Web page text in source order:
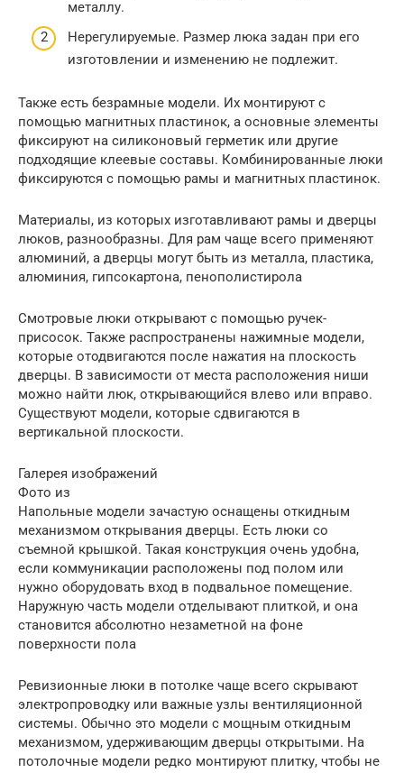
металлу.
Нерегулируемые. Размер люка задан при его
изготовлении и изменению не подлежит.
Также есть безрамные модели. Их монтируют с
помощью магнитных пластинок, а основные элементы
фиксируют на силиконовый герметик или другие
подходящие клеевые составы. Комбинированные люки
фиксируются с помощью рамы и магнитных пластинок.
Материалы, из которых изготавливают рамы и дверцы
люков, разнообразны. Для рам чаще всего применяют
алюминий, а дверцы могут быть из металла, пластика,
алюминия, гипсокартона, пенополистирола
Смотровые люки открывают с помощью ручек-
присосок. Также распространены нажимные модели,
которые отодвигаются после нажатия на плоскость
дверцы. В зависимости от места расположения ниши
можно найти люк, открывающийся влево или вправо.
Существуют модели, которые сдвигаются в
вертикальной плоскости.
Галерея изображений
Фото из
Напольные модели зачастую оснащены откидным
механизмом открывания дверцы. Есть люки со
съемной крышкой. Такая конструкция очень удобна,
если коммуникации расположены под полом или
нужно оборудовать вход в подвальное помещение.
Наружную часть модели отделывают плиткой, и она
становится абсолютно незаметной на фоне
поверхности пола
Ревизионные люки в потолке чаще всего скрывают
электропроводку или важные узлы вентиляционной
системы. Обычно это модели с мощным откидным
механизмом, удерживающим дверцы открытыми. На
потолочные модели редко монтируют плитку, чтобы не